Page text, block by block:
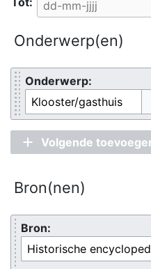
Onderwerp(en)
Onderwerp:
Volgende
Bron(nen)
Bron: